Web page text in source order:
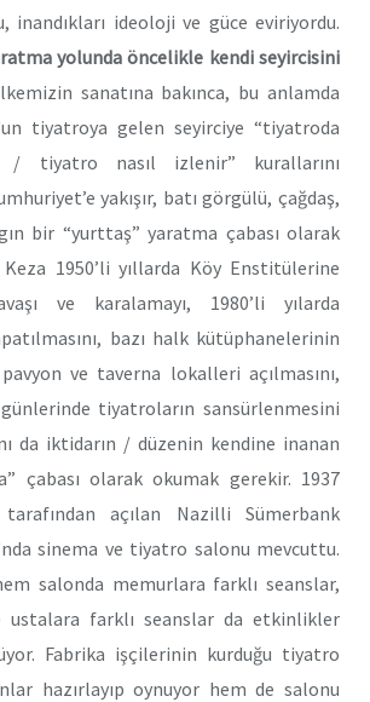
inandıkları ideoloji ve güce eviriyordu.
yolunda öncelikle kendi seyircisini
sanatına bakınca, bu anlamda
tiyatroya gelen seyirciye “tiyatroda
/ tiyatro nasıl izlenir” kurallarını
yakışır, batı görgülü, çağdaş,
bir “yurttaş” yaratma çabası olarak
1950’li yıllarda Köy Enstitülerine
ve karalamayı, 1980’li yılarda
bazı halk kütüphanelerinin
ve taverna lokalleri açılmasını,
tiyatroların sansürlenmesini
da iktidarın / düzenin kendine inanan
çabası olarak okumak gerekir. 1937
açılan Nazilli Sümerbank
sinema ve tiyatro salonu mevcuttu.
salonda memurlara farklı seanslar,
ustalara farklı seanslar da etkinlikler
Fabrika işçilerinin kurduğu tiyatro
hazırlayıp oynuyor hem de salonu